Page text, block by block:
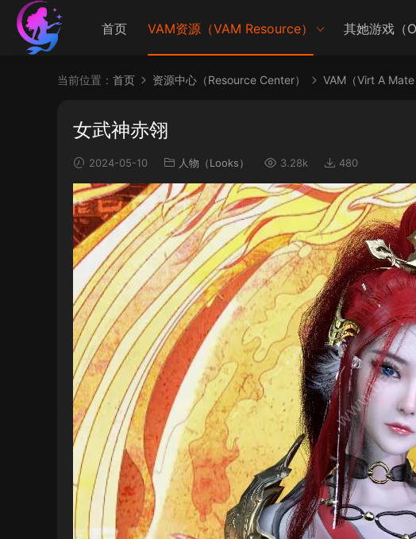
首页 VAM资源（VAM Resource） 其她游戏（
当前位置： 首页 资源中心（Resource Center） VAM（Virt A Mate
女武神赤翎
2024-05-10 人物（Looks） 3.28k 480